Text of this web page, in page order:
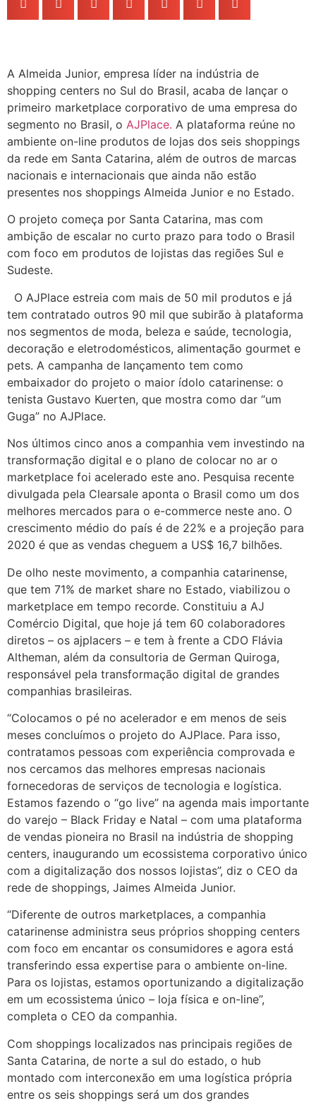
A Almeida Junior, empresa líder na indústria de
shopping centers no Sul do Brasil, acaba de lançar o
primeiro marketplace corporativo de uma empresa do
segmento no Brasil, o AJPlace. A plataforma reúne no
ambiente on-line produtos de lojas dos seis shoppings
da rede em Santa Catarina, além de outros de marcas
nacionais e internacionais que ainda não estão
presentes nos shoppings Almeida Junior e no Estado.
O projeto começa por Santa Catarina, mas com
ambição de escalar no curto prazo para todo o Brasil
com foco em produtos de lojistas das regiões Sul e
Sudeste.
O AJPlace estreia com mais de 50 mil produtos e já
tem contratado outros 90 mil que subirão à plataforma
nos segmentos de moda, beleza e saúde, tecnologia,
decoração e eletrodomésticos, alimentação gourmet e
pets. A campanha de lançamento tem como
embaixador do projeto o maior ídolo catarinense: o
tenista Gustavo Kuerten, que mostra como dar “um
Guga” no AJPlace.
Nos últimos cinco anos a companhia vem investindo na
transformação digital e o plano de colocar no ar o
marketplace foi acelerado este ano. Pesquisa recente
divulgada pela Clearsale aponta o Brasil como um dos
melhores mercados para o e-commerce neste ano. O
crescimento médio do país é de 22% e a projeção para
2020 é que as vendas cheguem a US$ 16,7 bilhões.
De olho neste movimento, a companhia catarinense,
que tem 71% de market share no Estado, viabilizou o
marketplace em tempo recorde. Constituiu a AJ
Comércio Digital, que hoje já tem 60 colaboradores
diretos – os ajplacers – e tem à frente a CDO Flávia
Altheman, além da consultoria de German Quiroga,
responsável pela transformação digital de grandes
companhias brasileiras.
“Colocamos o pé no acelerador e em menos de seis
meses concluímos o projeto do AJPlace. Para isso,
contratamos pessoas com experiência comprovada e
nos cercamos das melhores empresas nacionais
fornecedoras de serviços de tecnologia e logística.
Estamos fazendo o “go live” na agenda mais importante
do varejo – Black Friday e Natal – com uma plataforma
de vendas pioneira no Brasil na indústria de shopping
centers, inaugurando um ecossistema corporativo único
com a digitalização dos nossos lojistas”, diz o CEO da
rede de shoppings, Jaimes Almeida Junior.
“Diferente de outros marketplaces, a companhia
catarinense administra seus próprios shopping centers
com foco em encantar os consumidores e agora está
transferindo essa expertise para o ambiente on-line.
Para os lojistas, estamos oportunizando a digitalização
em um ecossistema único – loja física e on-line”,
completa o CEO da companhia.
Com shoppings localizados nas principais regiões de
Santa Catarina, de norte a sul do estado, o hub
montado com interconexão em uma logística própria
entre os seis shoppings será um dos grandes